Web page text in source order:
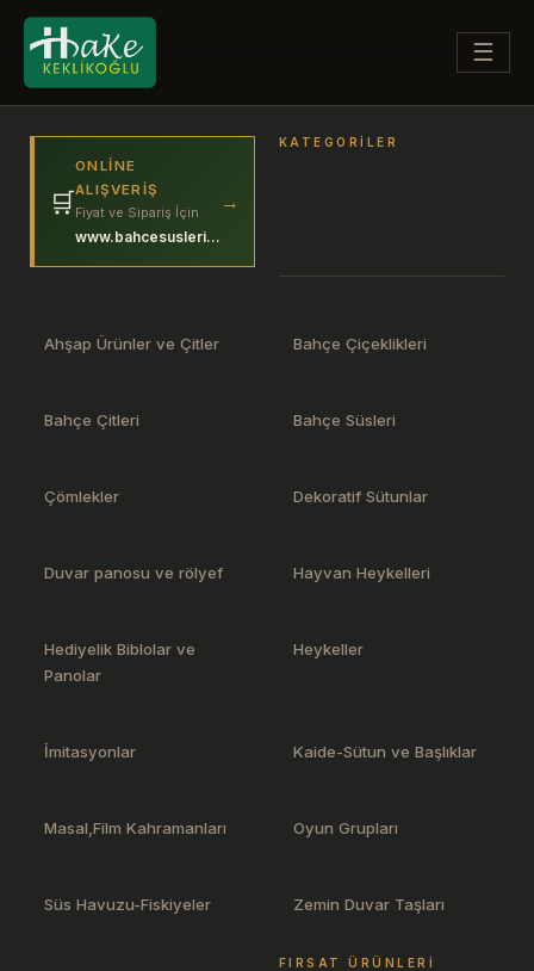
☰
🛒
ONLINE
ALIŞVERIŞ
Fiyat ve Sipariş İçin
www.bahcesuslerim.com
→
KATEGORILER
Ahşap Ürünler ve Çitler Bahçe Çiçeklikleri
Bahçe Çitleri Bahçe Süsleri
Çömlekler Dekoratif Sütunlar
Duvar panosu ve rölyef Hayvan Heykelleri
Hediyelik Biblolar ve
Panolar
Heykeller
İmitasyonlar Kaide-Sütun ve Başlıklar
Masal,Film Kahramanları Oyun Grupları
Süs Havuzu-Fiskiyeler Zemin Duvar Taşları
FIRSAT ÜRÜNLERI